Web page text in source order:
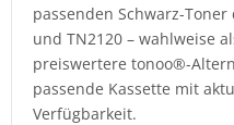
passenden Schwarz-
und TN2120 – wahlweise
preiswertere tonoo®-
passende Kassette mit
Verfügbarkeit.